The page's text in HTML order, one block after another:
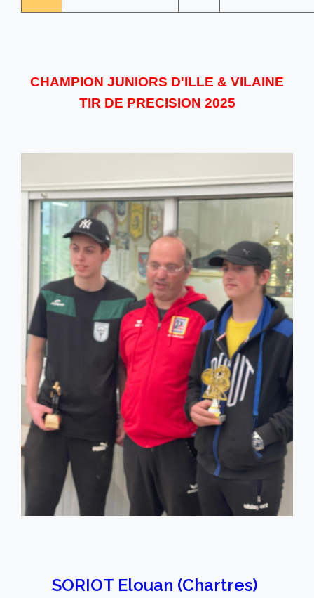
CHAMPION JUNIORS D'ILLE & VILAINE
TIR DE PRECISION 2025
SORIOT Elouan (Chartres)